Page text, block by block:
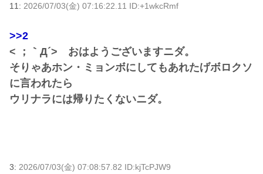
11: 2026/07/03(金) 07:16:22.11 ID:+1wkcRmf
>>2
< ；｀Д´> おはようございますニダ。
そりゃあホン・ミョンボにしてもあれたげボロクソ
に言われたら
ウリナラには帰りたくないニダ。
3: 2026/07/03(金) 07:08:57.82 ID:kjTcPJW9